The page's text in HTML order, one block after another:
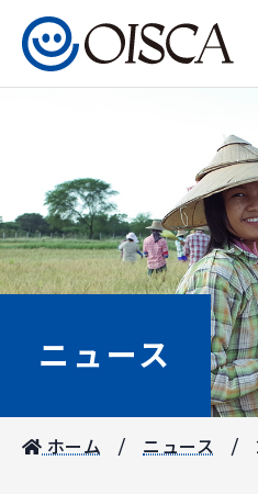
ニュース
ホーム ニュース